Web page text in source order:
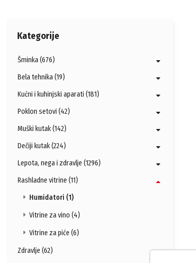
Kategorije
Šminka (676)
Bela tehnika (19)
Kućni i kuhinjski aparati (181)
Poklon setovi (42)
Muški kutak (142)
Dečiji kutak (224)
Lepota, nega i zdravlje (1296)
Rashladne vitrine (11)
Humidatori (1)
Vitrine za vino (4)
Vitrine za piće (6)
Zdravlje (62)